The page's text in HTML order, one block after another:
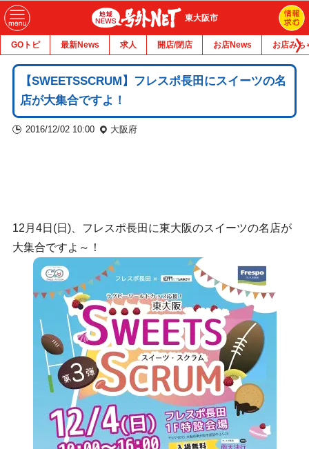
東大阪市
GOトピ 最新News 求人 開店/閉店 お店News お店みち
【SWEETSSCRUM】フレスポ長田にスイーツの名
店が大集合ですよ！
2016/12/02 10:00 大阪府
12月4日(日)、フレスポ長田に東大阪のスイーツの名店が
大集合ですよ～！